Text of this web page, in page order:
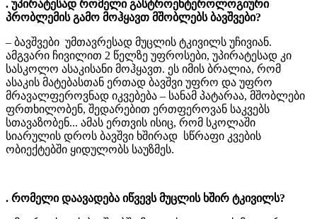
. უპირატესად რომელი გასტროენტეროლოგიური
პრობლემის გამო მოჰყავთ მშობლებს ბავშვები?
– ბავშვები უმთავრესად მუცლის ტკივილს უჩივიან.
ამგვარი ჩივილით 2 წელზე უფროსები, უპირატესად კი
სასკოლო ასაკისანი მოჰყავთ. ეს იმის ბრალია, რომ
ასაკის მატებასთან ერთად ბავშვი უფრო და უფრო
მრავალფეროვნად იკვებება – სანამ პატარაა, მშობლები
ფრთხილობენ, შედარებით ერთფეროვან საკვებს
სთავაზობენ... ამას ერთვის ისიც, რომ სკოლაში
სიარულის დროს ბავშვი ხშირად სწრაფი კვების
ობიექტებში ყიდულობს საუზმეს.
. რომელი დაავადება იწვევს მუცლის ხშირ ტკივილს?